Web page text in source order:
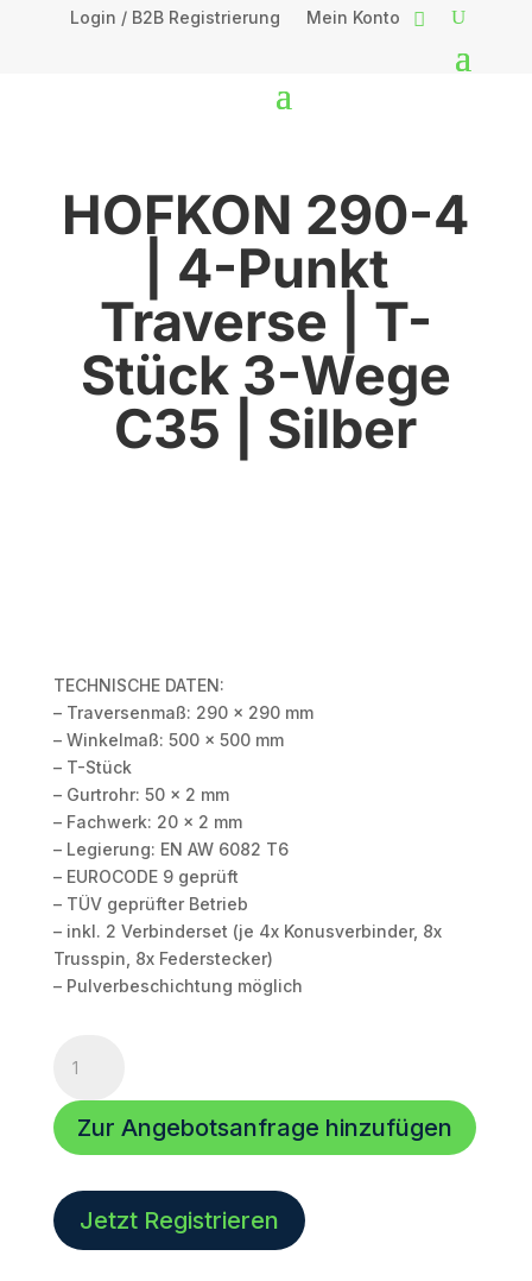
Login / B2B Registrierung Mein Konto
HOFKON 290-4
| 4-Punkt
Traverse | T-
Stück 3-Wege
C35 | Silber
TECHNISCHE DATEN:
– Traversenmaß: 290 x 290 mm
– Winkelmaß: 500 x 500 mm
– T-Stück
– Gurtrohr: 50 x 2 mm
– Fachwerk: 20 x 2 mm
– Legierung: EN AW 6082 T6
– EUROCODE 9 geprüft
– TÜV geprüfter Betrieb
– inkl. 2 Verbinderset (je 4x Konusverbinder, 8x
Trusspin, 8x Federstecker)
– Pulverbeschichtung möglich
290-
4
|
4-
Traverse
|
Zur Angebotsanfrage hinzufügen
Jetzt Registrieren